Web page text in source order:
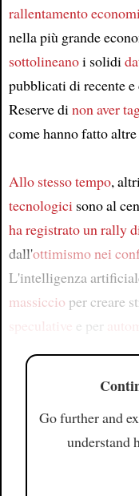
Article
rallentamento
nella più grande
sottolineanoi solidi
pubblicati di recente
Reserve di non aver
come hanno fatto
Allo stesso tempo,
tecnologici sono al
ha registrato un rally
dall'ottimismo nei
L'intelligenza
massiccio per creare
speculative
e per
Go further and
understand